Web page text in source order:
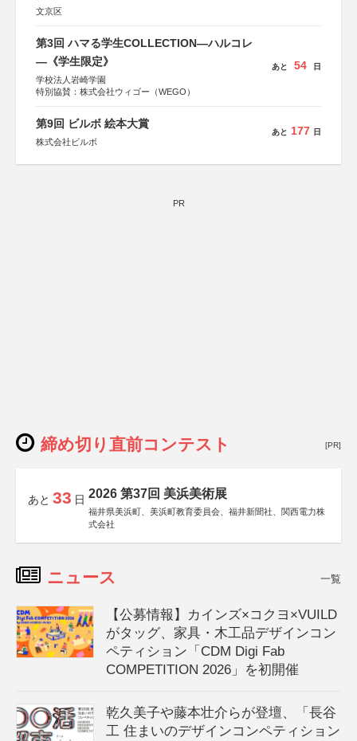
文京区
第3回 ハマる学生COLLECTION―ハルコレ
―《学生限定》
学校法人岩崎学園
特別協賛：株式会社ウィゴー（WEGO）
あと 54 日
第9回 ビルボ 絵本大賞
株式会社ビルボ
あと 177 日
PR
締め切り直前コンテスト [PR]
あと 33 日 2026 第37回 美浜美術展
福井県美浜町、美浜町教育委員会、福井新聞社、関西電力株
式会社
ニュース 一覧
【公募情報】カインズ×コクヨ×VUILD
がタッグ、家具・木工品デザインコン
ペティション「CDM Digi Fab
COMPETITION 2026」を初開催
乾久美子や藤本壮介らが登壇、「長谷
工 住まいのデザインコンペティション